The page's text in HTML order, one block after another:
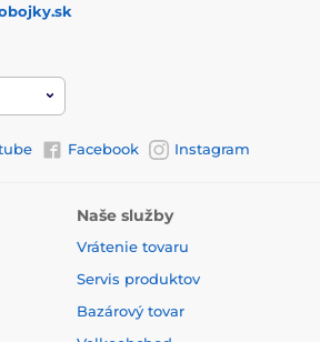
Facebook Instagram
Naše služby
Vrátenie tovaru
Servis produktov
Bazárový tovar